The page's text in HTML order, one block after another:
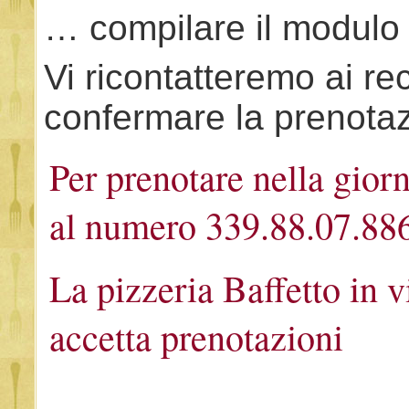
… compilare il
Vi ricontatteremo ai
confermare la
Per prenotare nella
al numero
La pizzeria Baffetto in
accetta prenotazioni